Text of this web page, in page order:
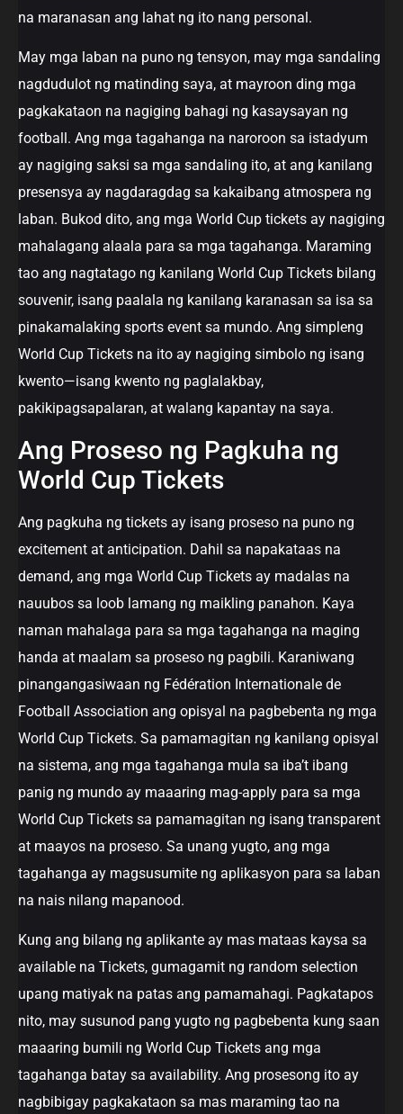
na maranasan ang lahat ng ito nang personal.
May mga laban na puno ng tensyon, may mga sandaling
nagdudulot ng matinding saya, at mayroon ding mga
pagkakataon na nagiging bahagi ng kasaysayan ng
football. Ang mga tagahanga na naroroon sa istadyum
ay nagiging saksi sa mga sandaling ito, at ang kanilang
presensya ay nagdaragdag sa kakaibang atmospera ng
laban. Bukod dito, ang mga World Cup tickets ay nagiging
mahalagang alaala para sa mga tagahanga. Maraming
tao ang nagtatago ng kanilang World Cup Tickets bilang
souvenir, isang paalala ng kanilang karanasan sa isa sa
pinakamalaking sports event sa mundo. Ang simpleng
World Cup Tickets na ito ay nagiging simbolo ng isang
kwento—isang kwento ng paglalakbay,
pakikipagsapalaran, at walang kapantay na saya.
Ang Proseso ng Pagkuha ng
World Cup Tickets
Ang pagkuha ng tickets ay isang proseso na puno ng
excitement at anticipation. Dahil sa napakataas na
demand, ang mga World Cup Tickets ay madalas na
nauubos sa loob lamang ng maikling panahon. Kaya
naman mahalaga para sa mga tagahanga na maging
handa at maalam sa proseso ng pagbili. Karaniwang
pinangangasiwaan ng Fédération Internationale de
Football Association ang opisyal na pagbebenta ng mga
World Cup Tickets. Sa pamamagitan ng kanilang opisyal
na sistema, ang mga tagahanga mula sa iba’t ibang
panig ng mundo ay maaaring mag-apply para sa mga
World Cup Tickets sa pamamagitan ng isang transparent
at maayos na proseso. Sa unang yugto, ang mga
tagahanga ay magsusumite ng aplikasyon para sa laban
na nais nilang mapanood.
Kung ang bilang ng aplikante ay mas mataas kaysa sa
available na Tickets, gumagamit ng random selection
upang matiyak na patas ang pamamahagi. Pagkatapos
nito, may susunod pang yugto ng pagbebenta kung saan
maaaring bumili ng World Cup Tickets ang mga
tagahanga batay sa availability. Ang prosesong ito ay
nagbibigay pagkakataon sa mas maraming tao na